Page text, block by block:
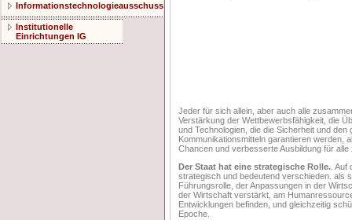
Informationstechnologieausschuss
Institutionelle
Einrichtungen IG
Jeder für sich allein, aber auch alle
Verstärkung der Wettbewerbsfähigkeit, die
und Technologien, die die Sicherheit und
Kommunikationsmitteln garantieren werden,
Chancen und verbesserte Ausbildung für alle
Der Staat hat eine strategische Rolle. .
strategisch und bedeutend verschieden. als
Führungsrolle, der Anpassungen in der
der Wirtschaft verstärkt, am
Entwicklungen befinden, und gleichzeitig
Epoche.